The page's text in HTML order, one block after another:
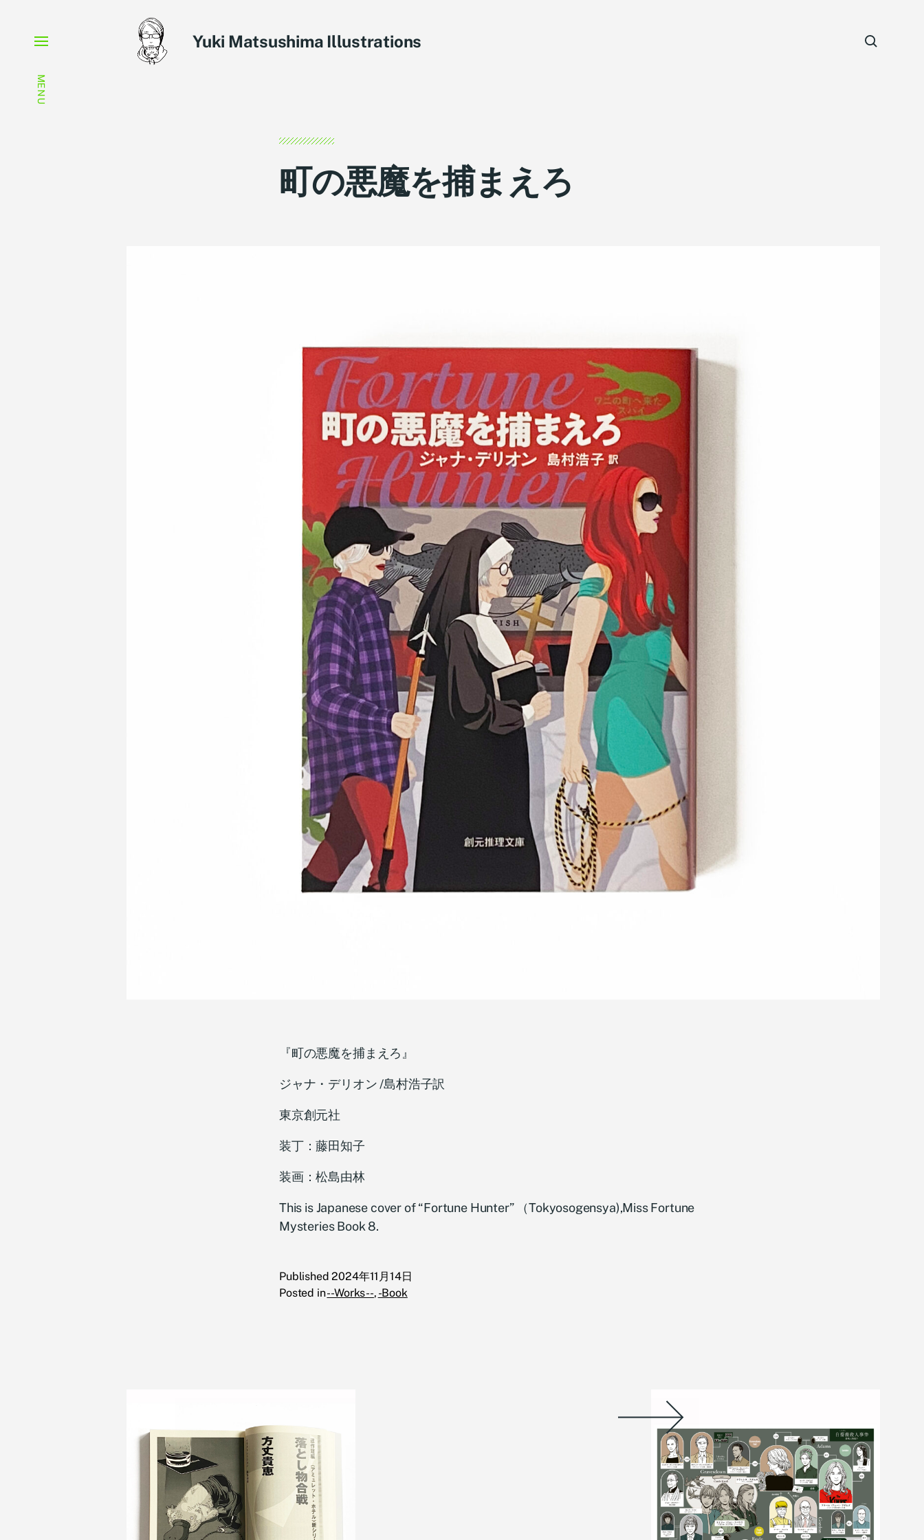
MENU
Yuki Matsushima Illustrations
町の悪魔を捕まえろ
『町の悪魔を捕まえろ』
ジャナ・デリオン /島村浩子訳
東京創元社
装丁：藤田知子
装画：松島由林
This is Japanese cover of “Fortune Hunter” （Tokyosogensya),Miss Fortune
Mysteries Book 8.
Published2024年11月14日
Posted in--Works--, -Book